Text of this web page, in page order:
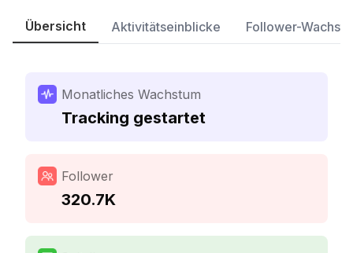
Übersicht Aktivitätseinblicke Follower-
Monatliches Wachstum
Tracking gestartet
Follower
320.7K